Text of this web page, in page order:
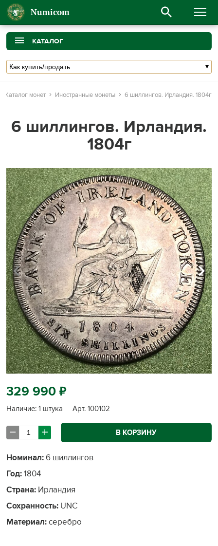
Numicom
КАТАЛОГ
Каталог монет Иностранные монеты 6 шиллингов. Ирландия. 1804г
6 шиллингов. Ирландия.
1804г
УВЕЛИЧИТЬ
329 990 д
Наличие: 1 штука Арт. 100102
В КОРЗИНУ
Номинал: 6 шиллингов
Год:1804
Страна: Ирландия
Сохранность: UNC
Материал:серебро